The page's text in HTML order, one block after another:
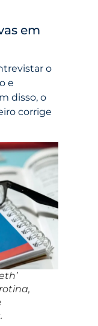
em
o
e
disso, o
corrige